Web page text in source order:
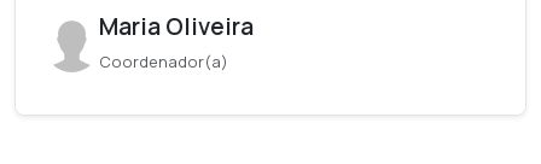
Maria Oliveira
Coordenador(a)